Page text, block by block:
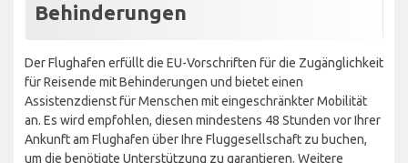
Behinderungen
Der Flughafen erfüllt die EU-Vorschriften für die Zugänglichkeit
für Reisende mit Behinderungen und bietet einen
Assistenzdienst für Menschen mit eingeschränkter Mobilität
an. Es wird empfohlen, diesen mindestens 48 Stunden vor Ihrer
Ankunft am Flughafen über Ihre Fluggesellschaft zu buchen,
um die benötigte Unterstützung zu garantieren. Weitere